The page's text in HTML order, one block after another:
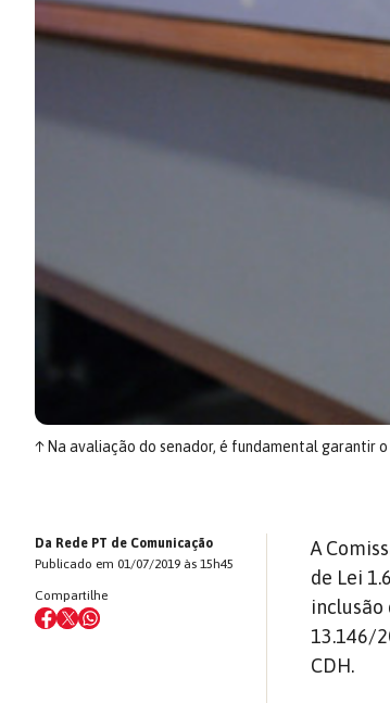
↑Na avaliação do senador, é fundamental garantir
Da Rede PT de Comunicação
Publicado em 01/07/2019 às 15h45
Compartilhe
A
de Lei
inclusão
13.146/
CDH.